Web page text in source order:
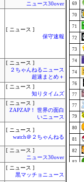
ニュース30over
[ ニュース ]
保守速報
[ ニュース ]
２ちゃんねるニュース
超速まとめ＋
[ ニュース ]
知りタイムズ
[ ニュース ]
ZAPZAP！ 世界の面白
いニュース
[ ニュース ]
watch＠２ちゃんねる
[ ニュース ]
ニュース30over
[ ニュース ]
黒マッチョニュース
69
70
71
72
73
74
74
76
77
77
79
80
81
82
83